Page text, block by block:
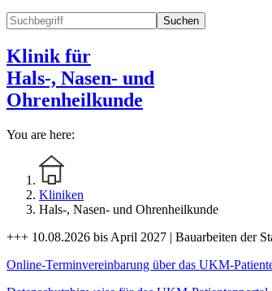
Suchen
Klinik für
Hals-, Nasen- und
Ohrenheilkunde
You are here:
Kliniken
Hals-, Nasen- und Ohrenheilkunde
+++ 10.08.2026 bis April 2027 | Bauarbeiten der
Online-Terminvereinbarung über das UKM-